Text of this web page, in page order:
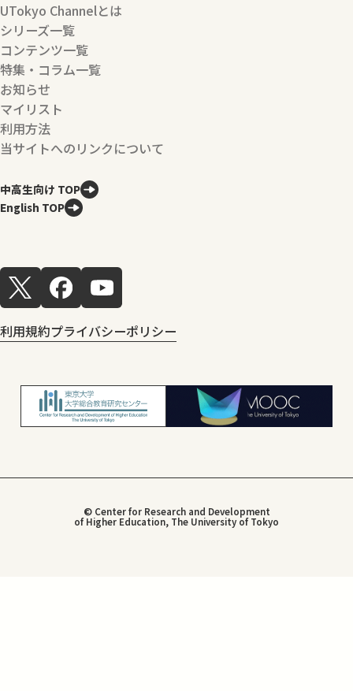
UTokyo Channelとは
シリーズ一覧
コンテンツ一覧
特集・コラム一覧
お知らせ
マイリスト
利用方法
当サイトへのリンクについて
中高生向け TOP
English TOP
利用規約プライバシーポリシー
© Center for Research and Development
of Higher Education, The University of Tokyo